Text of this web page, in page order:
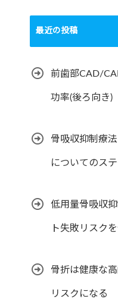
最近の投稿
前歯部CAD/
功率(後ろ向き)
骨吸収抑制療
についてのス
低用量骨吸収
ト失敗リスク
骨折は健康な
リスクになる